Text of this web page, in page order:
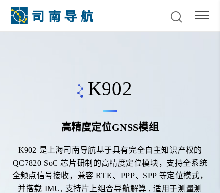
K902
高精度定位GNSS模组
K902 是上海司南导航基于具有完全自主知识产权的
QC7820 SoC 芯片研制的高精度定位模块，支持全系统
全频点信号接收，兼容 RTK、PPP、SPP 等定位模式，
并搭载 IMU, 支持片上组合导航解算 , 适用于测量测